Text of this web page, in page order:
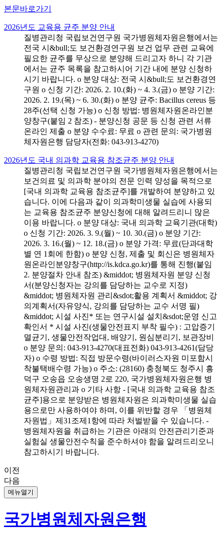
본문바로가기
2026년도 교육용 균주 분양 안내
질병관리청 국립보건연구원 국가병원체자원은행에서는
전국 시&bull;도 보건환경연구원 보건 업무 관련 교육에
필요한 균주를 무상으로 분양해 드리고자 하니 각 기관
에서는 균주 목록을 참고하시어 기간 내에 분양 신청하
시기 바랍니다. o 분양 대상: 전국 시&bull;도 보건환경연
구원 o 신청 기간: 2026. 2. 10.(화) ~ 4. 3.(금) o 분양 기간:
2026. 2. 19.(목) ~ 6. 30.(화) o 분양 균주: Bacillus cereus 등
28주(선택 신청 가능) o 신청 방법: 병원체자원온라인분
양창구(붙임 2 참조) - 분양신청 공문 등 신청 관련 서류
온라인 제출 o 분양 수수료: 무료 o 관련 문의: 국가병원
체자원은행 담당자(전화: 043-913-4270)
2026년도 국내 의과학 교육용 참조균주 분양 안내
질병관리청 국립보건연구원 국가병원체자원은행에서는
보건의료 및 의과학 분야의 전문 인력 양성을 목적으로
[국내 의과학 교육용 참조균주]를 개발하여 분양하고 있
습니다. 이에 다음과 같이 의과학미생물 실습에 사용되
는 교육용 참조균주 분양신청에 대해 알려드리니 많은
이용 바랍니다. o 분양 대상: 국내 의과학 교육기관(대학)
o 신청 기간: 2026. 3. 9.(월) ~ 10. 30.(금) o 분양 기간:
2026. 3. 16.(월) ~ 12. 18.(금) o 분양 가격: 무료(단과대학
별 연 1회에 한함) o 분양 신청, 제출 및 회신은 병원체자
원온라인분양창구(http://is.kdca.go.kr)를 통해 진행(붙임
2. 분양절차 안내 참조) &middot; 병원체자원 분양 신청
서(분양신청자는 강의를 담당하는 교수로 지정)
&middot; 병원체자원 관리&sdot;활용 계획서 &middot; 강
의계획서(자유양식, 강의를 담당하는 교수 서명 필)
&middot; 시설 사진* 또는 연구시설 설치&sdot;운영 신고
확인서 * 시설 사진(생물안전표지 부착 필수) : 고압증기
멸균기, 생물안전작업대, 배양기, 원심분리기, 보관장비
o 분양 문의: 043-913-4270(대표전화) 043-913-4261(담당
자) o 수령 방법: 직접 방문수령(바이러스자원 미포함시
착불택배수령 가능) o 주소: (28160) 충청북도 청주시 흥
덕구 오송읍 오송생명 2로 220, 국가병원체자원은행 병
원체자원관리과 o 기타 사항 - [국내 의과학 교육용 참조
균주]용으로 분양받은 병원체자원은 의과학미생물 실습
용으로만 사용하여야 하며, 이를 위반할 경우 「병원체
자원법」제31조제1항에 따라 처벌받을 수 있습니다. -
병원체자원을 취급하는 기관은 아래의 안전관리기준과
실험실 생물안전수칙을 준수하셔야 함을 알려드리오니
참고하시기 바랍니다.
이전
다음
메뉴열기
국가병원체자원은행